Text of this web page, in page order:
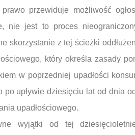
przewiduje możliwość
nie jest to proces
skorzystanie z tej ścieżki
który określa zasady
w poprzedniej upadłości
po upływie dziesięciu lat od dnia
upadłościowego.
wyjątki od tej